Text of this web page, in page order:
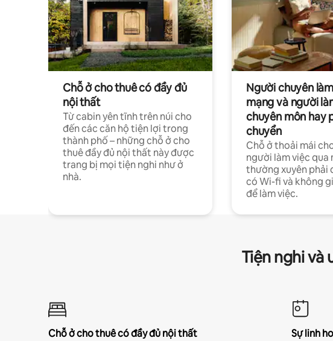
Chỗ ở cho thuê có đầy đủ
nội thất
Từ cabin yên tĩnh trên núi cho
đến các căn hộ tiện lợi trong
thành phố – những chỗ ở cho
thuê đầy đủ nội thất này được
trang bị mọi tiện nghi như ở
nhà.
Người chuyên
mạng và người
chuyên môn hay
chuyển
Chỗ ở thoải mái
người làm việc qua
thường xuyên phải
có Wi-fi và không
để làm việc.
Tiện nghi và
Chỗ ở cho thuê có đầy đủ nội thất
Sự linh